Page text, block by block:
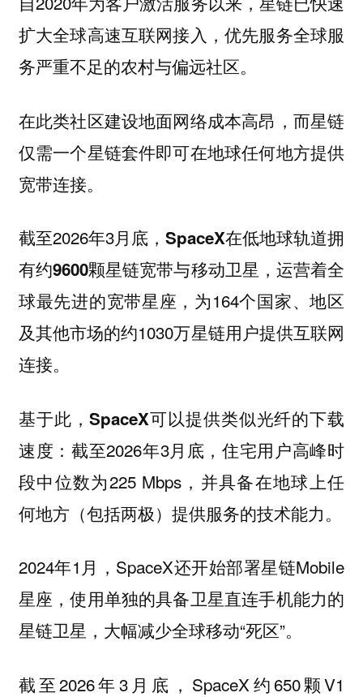
扩大全球高速互联网接入，优先服务全球服
务严重不足的农村与偏远社区。
在此类社区建设地面网络成本高昂，而星链
仅需一个星链套件即可在地球任何地方提供
宽带连接。
截至2026年3月底，SpaceX在低地球轨道拥
有约9600颗星链宽带与移动卫星 ，运营着全
球最先进的宽带星座，为164个国家、地区
及其他市场的约1030万星链用户提供互联网
连接。
基于此，SpaceX可以提供类似光纤的下载
速度 ：截至2026年3月底，住宅用户高峰时
段中位数为225 Mbps，并具备在地球上任
何地方（包括两极）提供服务的技术能力。
2024年1月，SpaceX还开始部署星链Mobile
星座，使用单独的具备卫星直连手机能力的
星链卫星，大幅减少全球移动“死区”。
截至2026年3月底，SpaceX约650颗V1